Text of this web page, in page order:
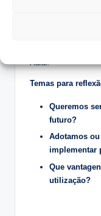
adaptação de
mercado, como
Halal.
Temas para
Queremos
futuro?
Adotamos
implementar
Que
utilização?